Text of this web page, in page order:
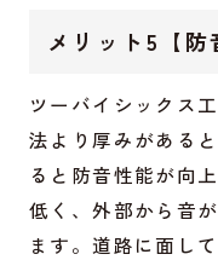
メリット5【防
ツーバイシックス
法より厚みがある
ると防音性能が向
低く、外部から音
ます。道路に面し